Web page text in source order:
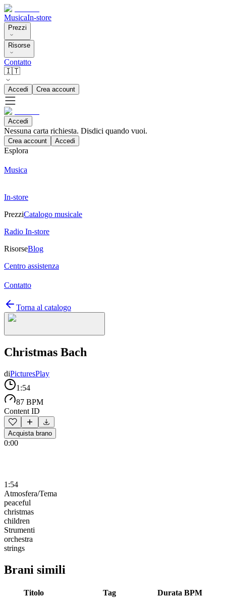
MusicaIn-store
Prezzi
Risorse
Contatto
🇮🇹
Accedi Crea account
Accedi
Nessuna carta richiesta. Disdici quando vuoi.
Crea account Accedi
Esplora
Musica
In-store
PrezziCatalogo musicale
Radio In-store
RisorseBlog
Centro assistenza
Contatto
Torna al catalogo
Christmas Bach
diPicturesPlay
1:54
87 BPM
Content ID
Acquista brano
0:00
1:54
Atmosfera/Tema
peaceful
christmas
children
Strumenti
orchestra
strings
Brani simili
Titolo Tag Durata BPM